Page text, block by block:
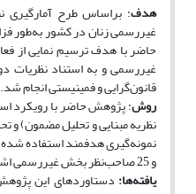
هدف: براساس طرح آمارگیری
غیر‌رسمی زنان در کشور به‌طور
حاضر با هدف ترسیم نمایی از
غیررسمی و به استناد نظریات
قانون‌گرایی و فمینیستی انجام شد.
روش: پژوهش حاضر با رویکرد
نظریه مبنایی و تحلیل مضمون) و
و 25 صاحب‌نظر بخش غیررسمی اشتغال مصاحبه‌شده است.
یافته‌ها: